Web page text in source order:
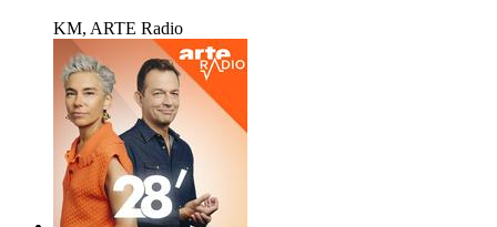
KM, ARTE Radio